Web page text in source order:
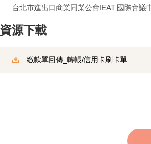
台北市進出口商業同業公會IEAT 國際會議
資源下載
繳款單回傳_轉帳/信用卡刷卡單